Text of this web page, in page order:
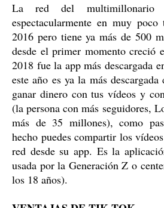
La red del multimillonario
espectacularmente en muy
2016 pero tiene ya más de 500
desde el primer momento creció
2018 fue la app más descargada
este año es ya la más
ganar dinero con tus vídeos y
(la persona con más seguidores,
más de 35 millones), como
hecho puedes compartir los
red desde su app. Es la
usada por la Generación Z o
los 18 años).